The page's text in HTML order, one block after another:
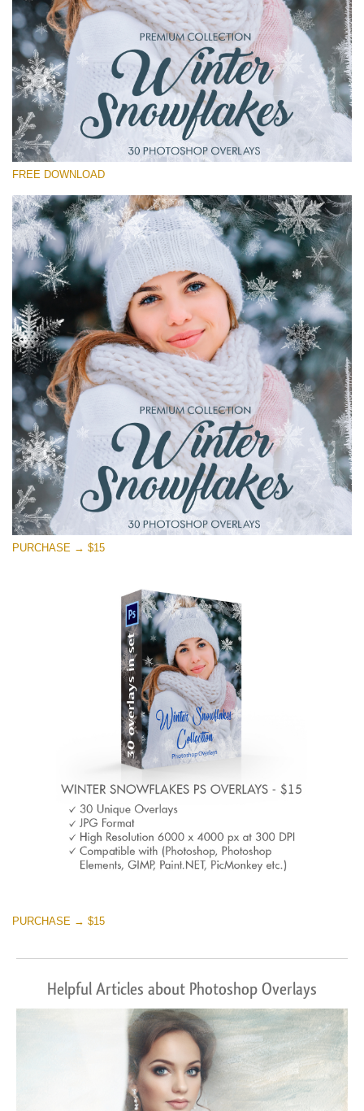
Kérlek, válassz
Free Winter Overlay #13
Small 800*533px
Winter Snowflakes
(30 Overlays)
Bokeh Collection (650 Overlays)
Large 6000*4000px
Entire Collection
(1783 Overlays)
Large 6000*4000px
Ingyenes letöltés
FREE DOWNLOAD
PURCHASE → $15
PURCHASE → $15
Helpful Articles about Photoshop Overlays